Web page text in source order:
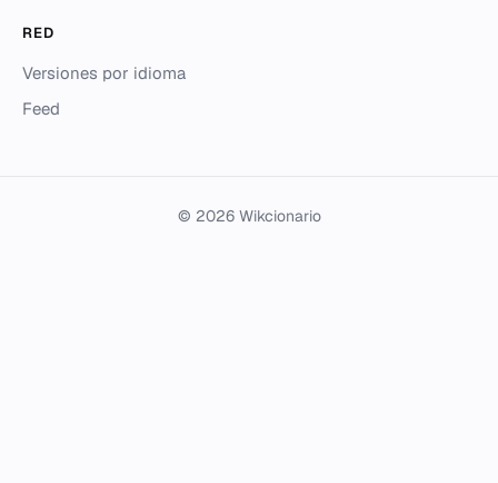
RED
Versiones por idioma
Feed
© 2026 Wikcionario